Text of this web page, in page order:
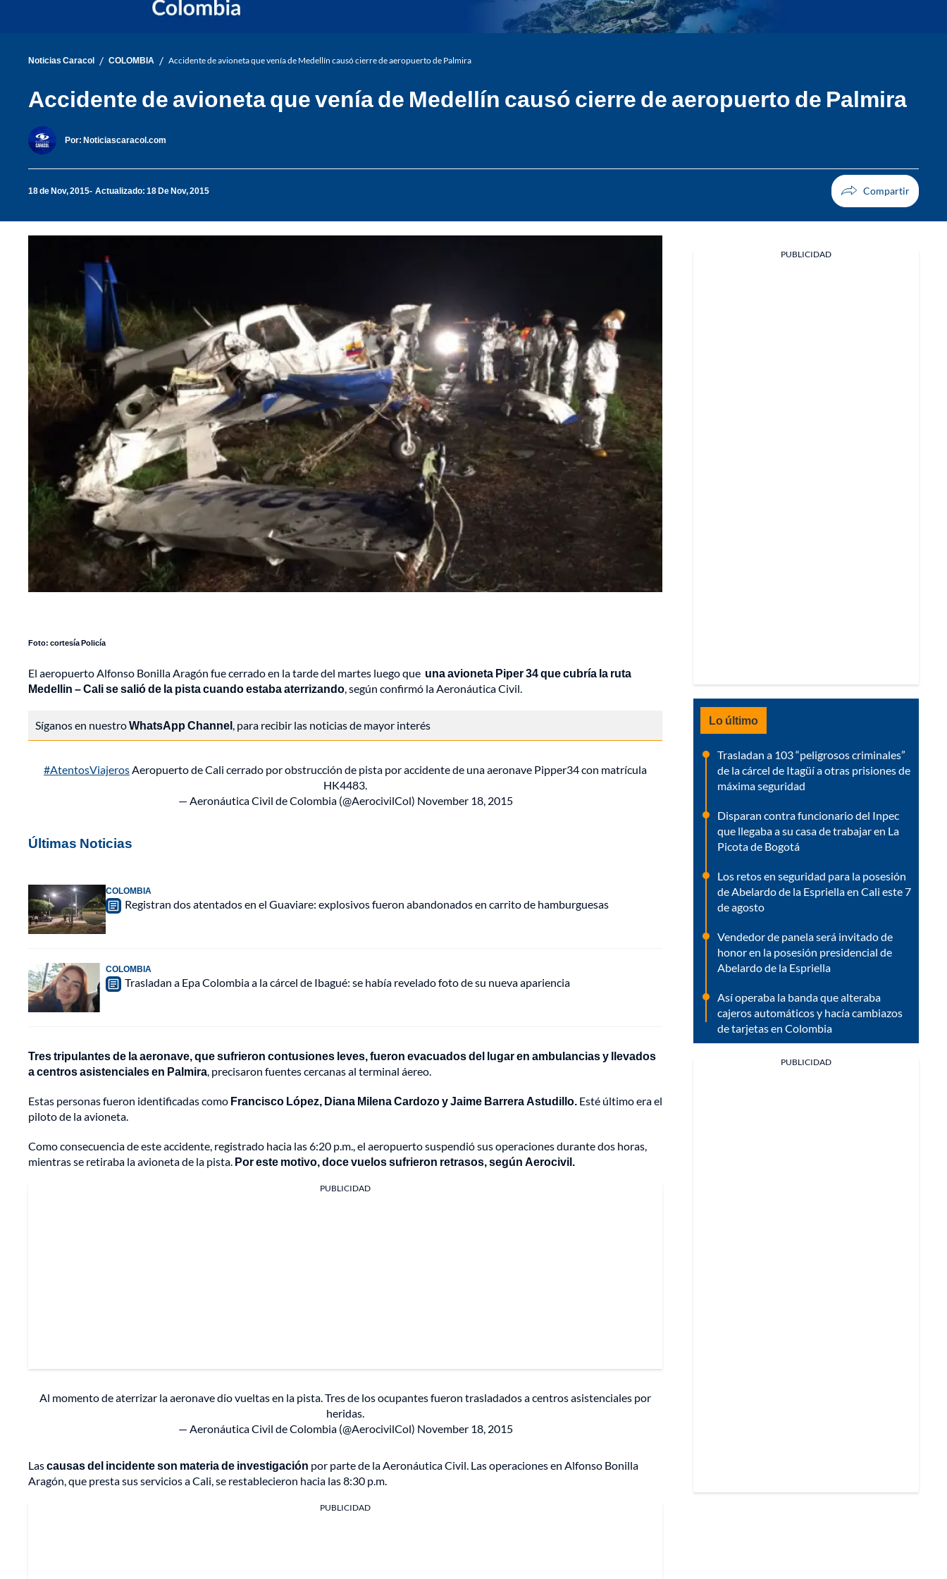
Noticias Caracol / COLOMBIA / Accidente de avioneta que venía de Medellín causó cierre de aeropuerto de Palmira
Accidente de avioneta que venía de Medellín causó cierre de aeropuerto de Palmira
Por: Noticiascaracol.com
18 de Nov, 2015 Actualizado: 18 De Nov, 2015
Foto: cortesía Policía
El aeropuerto Alfonso Bonilla Aragón fue cerrado en la tarde del martes luego que una avioneta Piper 34 que cubría la ruta
Medellin – Cali se salió de la pista cuando estaba aterrizando, según confirmó la Aeronáutica Civil.
Síganos en nuestroWhatsApp Channel, para recibir las noticias de mayor interés
#AtentosViajerosAeropuerto de Cali cerrado por obstrucción de pista por accidente de una aeronave Pipper34 con matrícula
HK4483.
— Aeronáutica Civil de Colombia (@AerocivilCol) November 18, 2015
Últimas Noticias
COLOMBIA
Registran dos atentados en el Guaviare: explosivos fueron abandonados en carrito de hamburguesas
COLOMBIA
Trasladan a Epa Colombia a la cárcel de Ibagué: se había revelado foto de su nueva apariencia
Tres tripulantes de la aeronave, que sufrieron contusiones leves, fueron evacuados del lugar en ambulancias y llevados
a centros asistenciales en Palmira, precisaron fuentes cercanas al terminal áereo.
Estas personas fueron identificadas como Francisco López, Diana Milena Cardozo y Jaime Barrera Astudillo. Esté último era el
piloto de la avioneta.
Como consecuencia de este accidente, registrado hacia las 6:20 p.m., el aeropuerto suspendió sus operaciones durante dos horas,
mientras se retiraba la avioneta de la pista. Por este motivo, doce vuelos sufrieron retrasos, según Aerocivil.
PUBLICIDAD
Al momento de aterrizar la aeronave dio vueltas en la pista. Tres de los ocupantes fueron trasladados a centros asistenciales por
heridas.
— Aeronáutica Civil de Colombia (@AerocivilCol) November 18, 2015
Lascausas del incidente son materia de investigación por parte de la Aeronáutica Civil. Las operaciones en Alfonso Bonilla
Aragón, que presta sus servicios a Cali, se restablecieron hacia las 8:30 p.m.
PUBLICIDAD
PUBLICIDAD
Lo último
Trasladan a 103 “peligrosos criminales”
de la cárcel de Itagüí a otras prisiones de
máxima seguridad
Disparan contra funcionario del Inpec
que llegaba a su casa de trabajar en La
Picota de Bogotá
Los retos en seguridad para la posesión
de Abelardo de la Espriella en Cali este 7
de agosto
Vendedor de panela será invitado de
honor en la posesión presidencial de
Abelardo de la Espriella
Así operaba la banda que alteraba
cajeros automáticos y hacía cambiazos
de tarjetas en Colombia
PUBLICIDAD